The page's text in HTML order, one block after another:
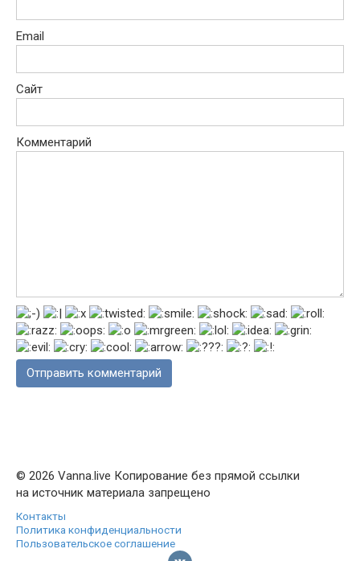
Email
Сайт
Комментарий
© 2026 Vanna.live Копирование без прямой ссылки
на источник материала запрещено
Контакты
Политика конфиденциальности
Пользовательское соглашение